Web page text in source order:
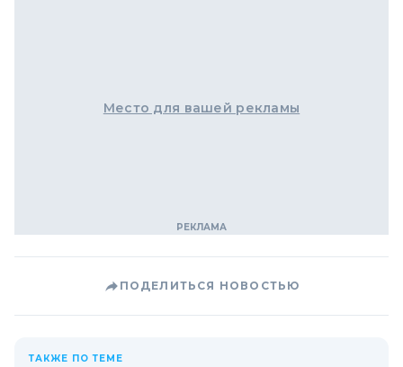
Место для вашей рекламы
ПОДЕЛИТЬСЯ НОВОСТЬЮ
ТАКЖЕ ПО ТЕМЕ